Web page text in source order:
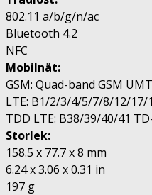
802.11 a/b/g/n/ac
Bluetooth 4.2
NFC
Mobilnät:
GSM: Quad-band GSM
LTE: B1/2/3/4/5/7/8/12/
TDD LTE: B38/39/40/41
Storlek:
158.5 x 77.7 x 8 mm
6.24 x 3.06 x 0.31 in
197 g